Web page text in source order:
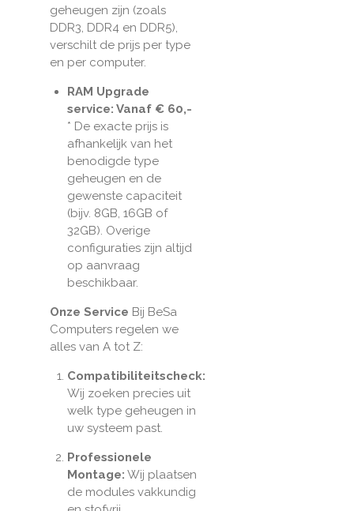
geheugen zijn (zoals
DDR3, DDR4 en DDR5),
verschilt de prijs per type
en per computer.
RAM Upgrade
service: Vanaf € 60,-
* De exacte prijs is
afhankelijk van het
benodigde type
geheugen en de
gewenste capaciteit
(bijv. 8GB, 16GB of
32GB). Overige
configuraties zijn altijd
op aanvraag
beschikbaar.
Onze Service Bij BeSa
Computers regelen we
alles van A tot Z:
Compatibiliteitscheck:
Wij zoeken precies uit
welk type geheugen in
uw systeem past.
Professionele
Montage: Wij plaatsen
de modules vakkundig